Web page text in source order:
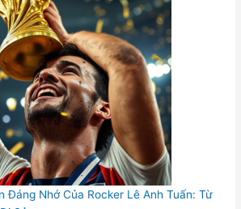
Đáng Nhớ Của Rocker Lê Anh Tuấn: Từ